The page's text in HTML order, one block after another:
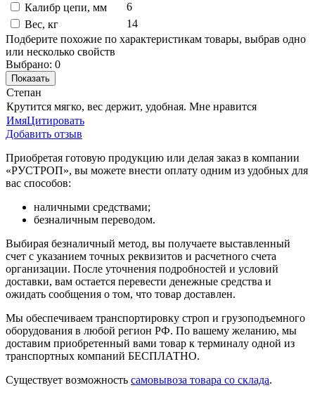
Калибр цепи, мм
6
Вес, кг
14
Подберите похожие по характеристикам товары, выбрав одно
или несколько свойств
Выбрано: 0
Показать
Степан
Крутится мягко, вес держит, удобная. Мне нравится
ИмяЦитировать
Добавить отзыв
Приобретая готовую продукцию или делая заказ в компании
«РУСТРОП», вы можете внести оплату одним из удобных для
вас способов:
наличными средствами;
безналичным переводом.
Выбирая безналичный метод, вы получаете выставленный
счет с указанием точных реквизитов и расчетного счета
организации. После уточнения подробностей и условий
доставки, вам остается перевести денежные средства и
ожидать сообщения о том, что товар доставлен.
Мы обеспечиваем транспортировку строп и грузоподъемного
оборудования в любой регион РФ. По вашему желанию, мы
доставим приобретенный вами товар к терминалу одной из
транспортных компаний БЕСПЛАТНО.
Существует возможность самовывоза товара со склада.